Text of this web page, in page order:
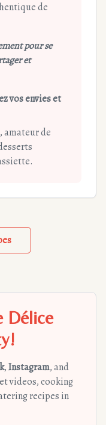
de
pour se
et
vos envies et
amateur de
Délice
,Instagram, and
videos, cooking
recipes in